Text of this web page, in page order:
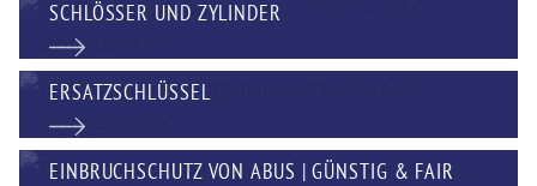
SCHLÖSSER UND ZYLINDER
ERSATZSCHLÜSSEL
EINBRUCHSCHUTZ VON ABUS | GÜNSTIG & FAIR